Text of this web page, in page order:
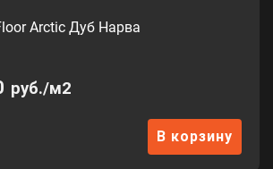
Arctic Дуб Нарва
руб./м2
В корзину